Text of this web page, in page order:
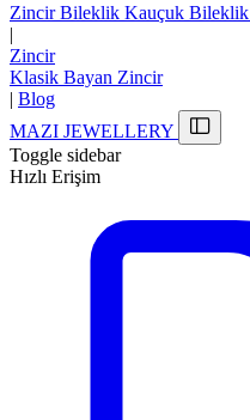
ZincirBileklik Kauçuk Bileklik
|
Zincir
Klasik Bayan Zincir
| Blog
MAZI JEWELLERY
Toggle sidebar
Hızlı Erişim